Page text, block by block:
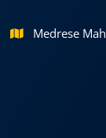
Medrese